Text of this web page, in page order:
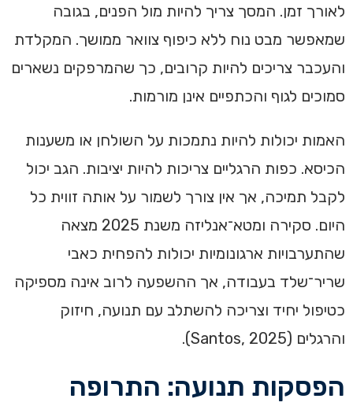
לאורך זמן. המסך צריך להיות מול הפנים, בגובה
שמאפשר מבט נוח ללא כיפוף צוואר ממושך. המקלדת
והעכבר צריכים להיות קרובים, כך שהמרפקים נשארים
סמוכים לגוף והכתפיים אינן מורמות.
האמות יכולות להיות נתמכות על השולחן או משענות
הכיסא. כפות הרגליים צריכות להיות יציבות. הגב יכול
לקבל תמיכה, אך אין צורך לשמור על אותה זווית כל
היום. סקירה ומטא־אנליזה משנת 2025 מצאה
שהתערבויות ארגונומיות יכולות להפחית כאבי
שריר־שלד בעבודה, אך ההשפעה לרוב אינה מספיקה
כטיפול יחיד וצריכה להשתלב עם תנועה, חיזוק
והרגלים (Santos, 2025).
הפסקות תנועה: התרופה